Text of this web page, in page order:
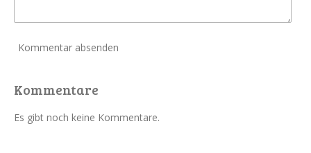
Kommentar absenden
Kommentare
Es gibt noch keine Kommentare.